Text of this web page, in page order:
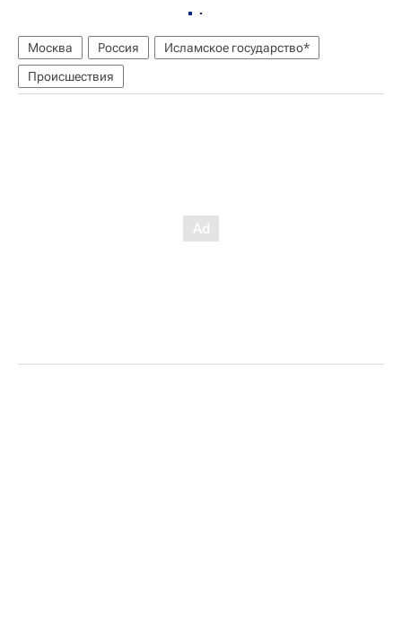
Москва Россия
Исламское государство*
Происшествия